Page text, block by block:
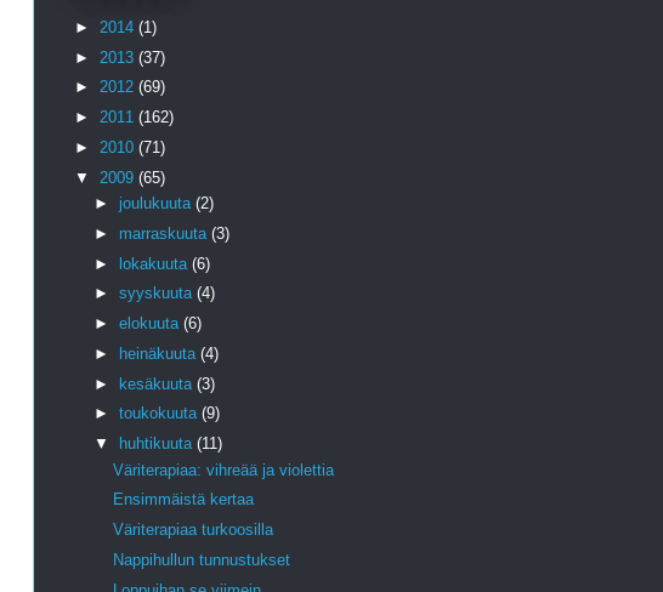
► 2014 (1)
► 2013 (37)
► 2012 (69)
► 2011 (162)
► 2010 (71)
▼ 2009 (65)
► joulukuuta (2)
► marraskuuta (3)
► lokakuuta (6)
► syyskuuta (4)
► elokuuta (6)
►
heinäkuuta (4)
► kesäkuuta (3)
► toukokuuta (9)
▼
huhtikuuta (11)
Väriterapiaa: vihreää ja violettia
Ensimmäistä kertaa
Väriterapiaa turkoosilla
Nappihullun tunnustukset